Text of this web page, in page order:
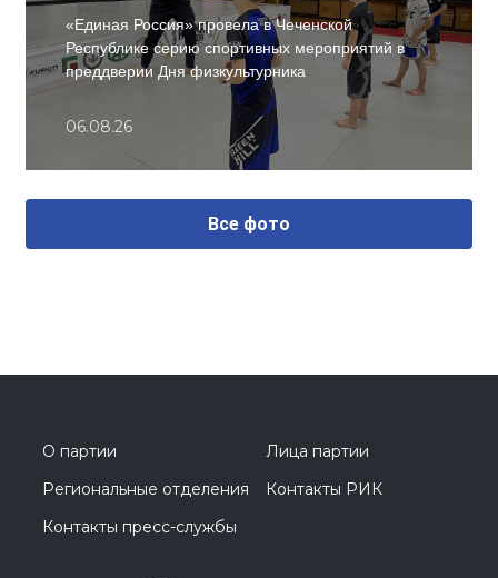
«Единая Россия» провела в Чеченской
Республике серию спортивных мероприятий в
преддверии Дня физкультурника
06.08.26
Все фото
О партии
Лица партии
Региональные отделения
Контакты РИК
Контакты пресс-службы